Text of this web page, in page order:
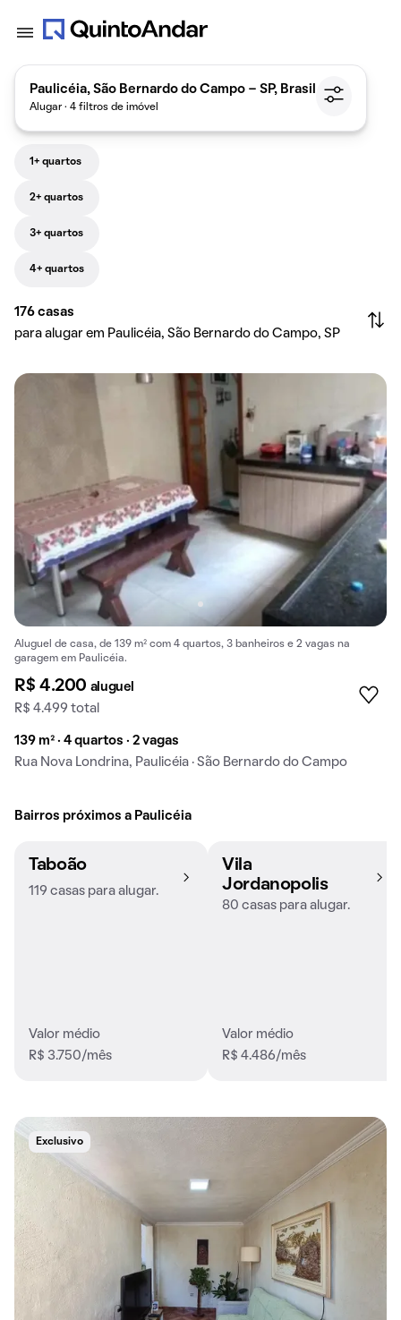
Paulicéia, São Bernardo do Campo - SP, Brasil
Alugar · 4 filtros de imóvel
1+ quartos
2+ quartos
3+ quartos
4+ quartos
176 casas
para alugar em Paulicéia, São Bernardo do Campo, SP
Aluguel de casa, de 139 m² com 4 quartos, 3 banheiros e 2 vagas na
garagem em Paulicéia.
R$ 4.200 aluguel
R$ 4.499 total
139 m² · 4 quartos · 2 vagas
Rua Nova Londrina, Paulicéia · São Bernardo do Campo
Bairros próximos a Paulicéia
Taboão
119 casas para alugar.
Valor médio
R$ 3.750/mês
Vila
Jordanopolis
80 casas para alugar.
Valor médio
R$ 4.486/mês
Exclusivo